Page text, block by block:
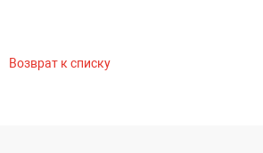
Возврат к списку